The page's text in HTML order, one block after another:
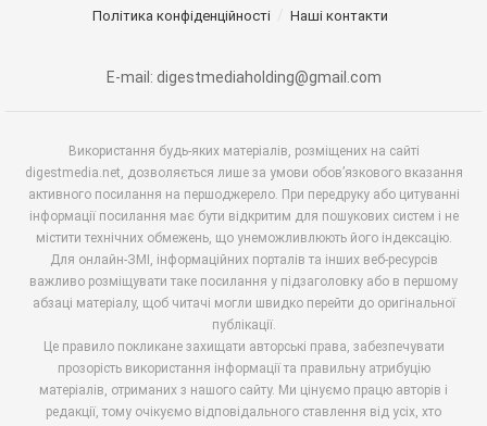
Політика конфіденційності
Наші контакти
E-mail: digestmediaholding@gmail.com
Використання будь-яких матеріалів, розміщених на сайті
digestmedia.net, дозволяється лише за умови обов’язкового вказання
активного посилання на першоджерело. При передруку або цитуванні
інформації посилання має бути відкритим для пошукових систем і не
містити технічних обмежень, що унеможливлюють його індексацію.
Для онлайн-ЗМІ, інформаційних порталів та інших веб-ресурсів
важливо розміщувати таке посилання у підзаголовку або в першому
абзаці матеріалу, щоб читачі могли швидко перейти до оригінальної
публікації.
Це правило покликане захищати авторські права, забезпечувати
прозорість використання інформації та правильну атрибуцію
матеріалів, отриманих з нашого сайту. Ми цінуємо працю авторів і
редакції, тому очікуємо відповідального ставлення від усіх, хто